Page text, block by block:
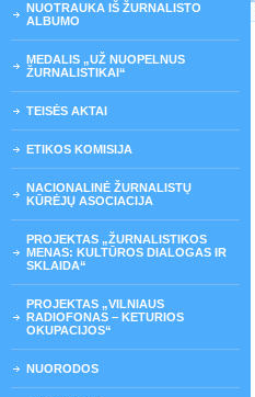
NUOTRAUKA IŠ ŽURNALISTO
ALBUMO
MEDALIS „UŽ NUOPELNUS
ŽURNALISTIKAI“
TEISĖS AKTAI
ETIKOS KOMISIJA
NACIONALINĖ ŽURNALISTŲ
KŪRĖJŲ ASOCIACIJA
PROJEKTAS „ŽURNALISTIKOS
MENAS: KULTŪROS DIALOGAS IR
SKLAIDA“
PROJEKTAS „VILNIAUS
RADIOFONAS – KETURIOS
OKUPACIJOS“
NUORODOS